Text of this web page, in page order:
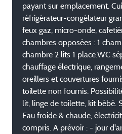
payant sur emplacement.
réfrigérateur-congélateur
feux gaz, micro-onde,
chambres opposées : 1
chambre 2 lits 1 place.WC
chauffage électrique,
oreillers et couvertures
toilette non fournis.
lit, linge de toilette, kit bébé.
Eau froide & chaude,
compris. A prévoir : - jour